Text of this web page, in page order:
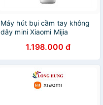
Máy hút bụi cầm tay không
dây mini Xiaomi Mijia
SSXCQ01XY - Hàng Nhập
Khẩu
1.198.000 đ